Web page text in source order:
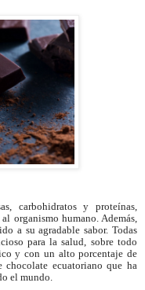
carbohidratos y proteínas,
organismo humano. Además,
a su agradable sabor. Todas
para la salud, sobre todo
y con un alto porcentaje de
chocolate ecuatoriano que ha
el mundo.